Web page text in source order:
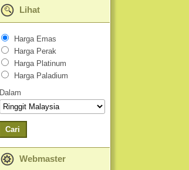
Lihat
Harga Emas
Harga Perak
Harga Platinum
Harga Paladium
Dalam
Cari
Webmaster